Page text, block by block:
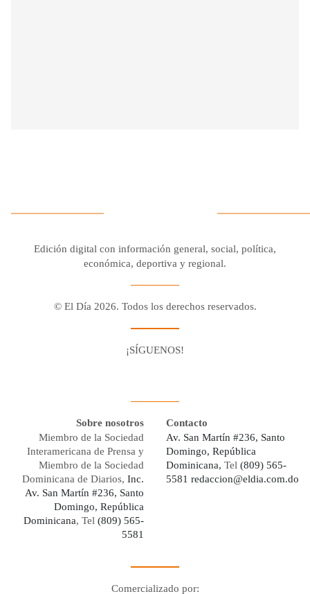
Edición digital con información general, social, política,
económica, deportiva y regional.
© El Día 2026. Todos los derechos reservados.
¡SÍGUENOS!
Sobre nosotros
Miembro de la Sociedad
Interamericana de Prensa y
Miembro de la Sociedad
Dominicana de Diarios, Inc.
Av. San Martín #236, Santo
Domingo, República
Dominicana, Tel (809) 565-
5581
Contacto
Av. San Martín #236, Santo
Domingo, República
Dominicana, Tel (809) 565-
5581 redaccion@eldia.com.do
Comercializado por: